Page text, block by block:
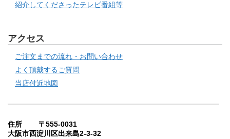
紹介してくださったテレビ番組等
アクセス
ご注文までの流れ・お問い合わせ
よく頂戴するご質問
当店付近地図
住所 〒555-0031
大阪市西淀川区出来島2-3-32